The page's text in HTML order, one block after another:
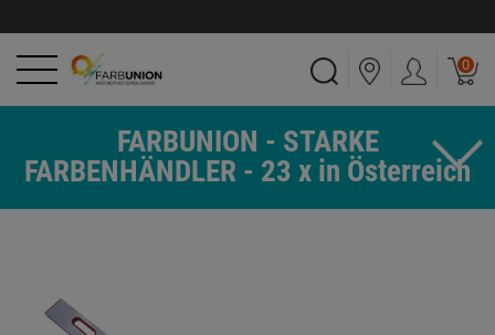
0
FARBUNION - STARKE
FARBENHÄNDLER - 23 x in Österreich